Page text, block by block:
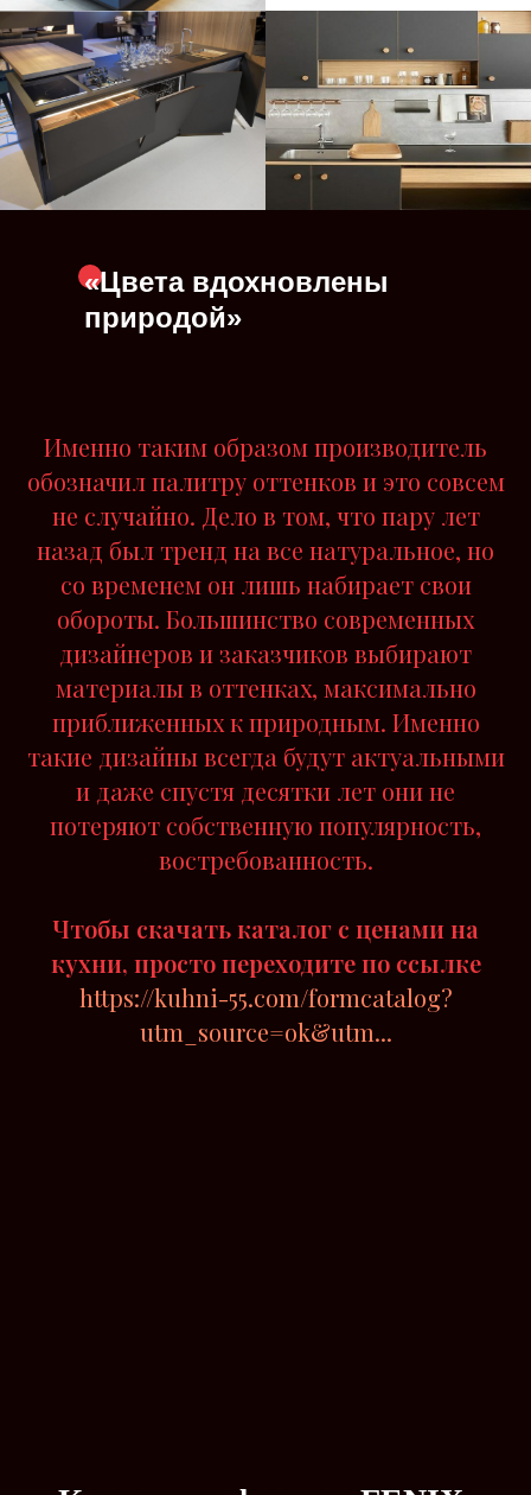
«Цвета вдохновлены
природой»
Именно таким образом производитель
обозначил палитру оттенков и это совсем
не случайно. Дело в том, что пару лет
назад был тренд на все натуральное, но
со временем он лишь набирает свои
обороты. Большинство современных
дизайнеров и заказчиков выбирают
материалы в оттенках, максимально
приближенных к природным. Именно
такие дизайны всегда будут актуальными
и даже спустя десятки лет они не
потеряют собственную популярность,
востребованность.
Чтобы скачать каталог с ценами на
кухни, просто переходите по ссылке
https://kuhni-55.com/formcatalog?
utm_source=ok&utm...